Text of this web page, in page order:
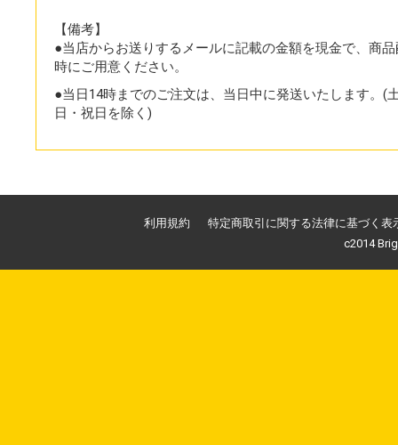
【備考】
●当店からお送りするメールに記載の金額を現金で、商
時にご用意ください。
●当日14時までのご注文は、当日中に発送いたします。(
日・祝日を除く)
利用規約
特定商取引に関する法律に基づく表
c2014